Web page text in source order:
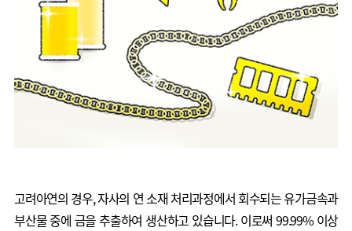
고려아연의 경우, 자사의 연 소재 처리과정에서 회수되는 유가금속과
부산물 중에 금을 추출하여 생산하고 있습니다. 이로써 99.99% 이상